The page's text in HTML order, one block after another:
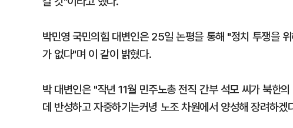
박민영 국민의힘 대변인은 25일 논평을 통해 "정치 투쟁을
가 없다"며 이 같이 밝혔다.
박 대변인은 "작년 11월 민주노총 전직 간부 석모 씨가 북한
데 반성하고 자중하기는커녕 노조 차원에서 양성해 장려하